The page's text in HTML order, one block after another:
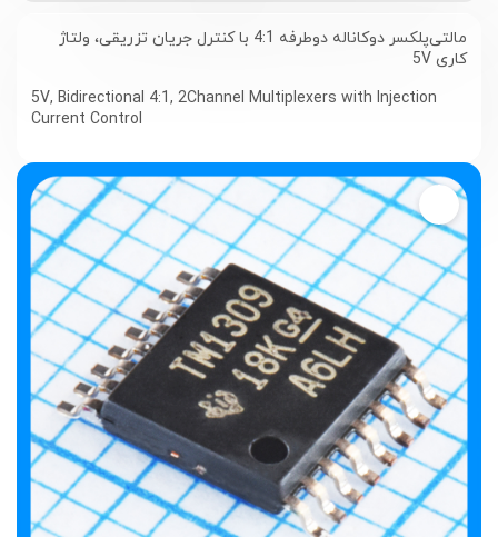
مالتی‌پلکسر دوکاناله دوطرفه 4:1 با کنترل جریان تزریقی، ولتاژ
کاری 5V
5V, Bidirectional 4:1, 2Channel Multiplexers with Injection
Current Control